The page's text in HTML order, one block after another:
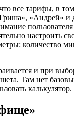
все тарифы, в
«Андрей» и
пользователя
настроить
количество
и при
Там нет
калькулятор.